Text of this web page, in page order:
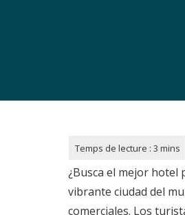
¿Busca el mejor hotel
vibrante ciudad del
comerciales. Los